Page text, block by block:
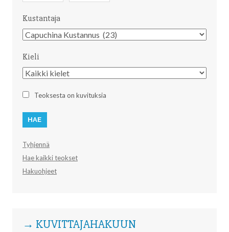
Kustantaja
Kustantaja
Kieli
Kieli
Teoksesta on kuvituksia
Tyhjennä
Hae kaikki teokset
Hakuohjeet
→ KUVITTAJAHAKUUN